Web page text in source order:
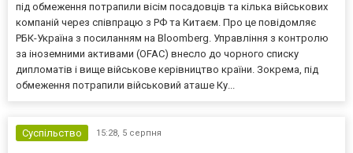
під обмеження потрапили вісім посадовців та кілька військових
компаній через співпрацю з РФ та Китаєм. Про це повідомляє
РБК-Україна з посиланням на Bloomberg. Управління з контролю
за іноземними активами (OFAC) внесло до чорного списку
дипломатів і вище військове керівництво країни. Зокрема, під
обмеження потрапили військовий аташе Ку...
Суспільство 15:28, 5 серпня